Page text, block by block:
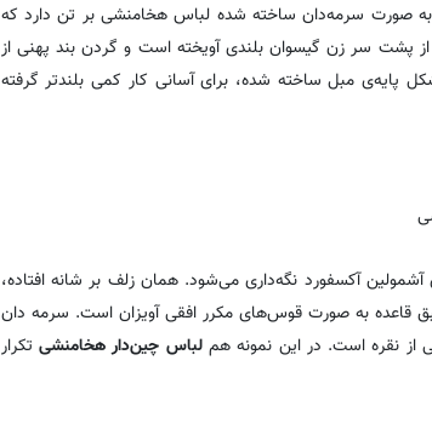
صورت سرمه‌دان ساخته شده لباس هخامنشی بر تن دارد که
پشت سر زن گیسوان بلندی آویخته است و گردن بند پهنی از
پایه‌ی مبل ساخته شده، برای آسانی کار کمی بلندتر گرفته
آشمولین آکسفورد نگه‌داری می‌شود. همان زلف بر شانه افتاده،
قاعده به صورت قوس‌های مکرر افقی آویزان است. سرمه دان
از نقره است. در این نمونه هملباس چین‌دار هخامنشیتکرار